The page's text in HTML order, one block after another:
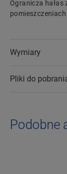
Ogranicza
Wymiary
Pliki do
Podobne